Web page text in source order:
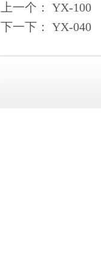
上一个： YX-100
下一下： YX-040